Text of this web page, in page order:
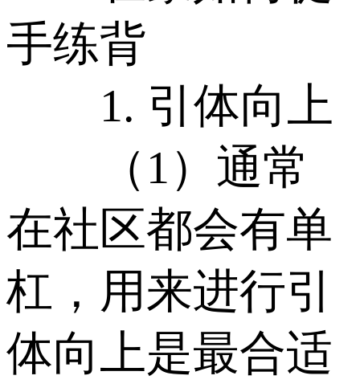
手练背
1. 引体向上
（1）通常
在社区都会有单
杠，用来进行引
体向上是最合适